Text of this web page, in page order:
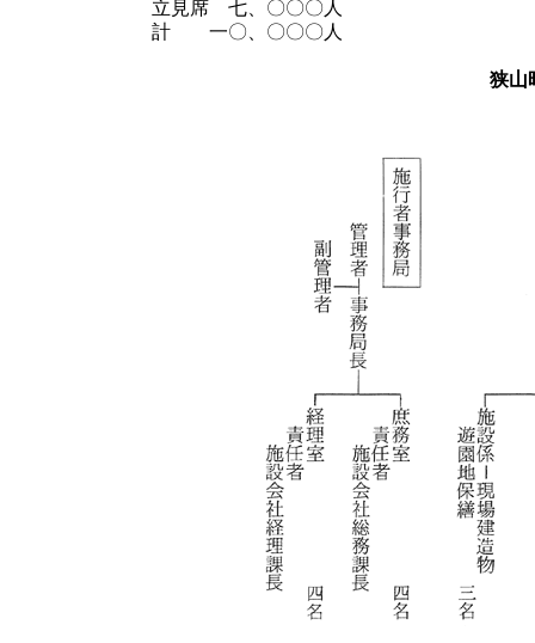
立見席 七、〇〇〇人
計 一〇、〇〇〇人
狭山